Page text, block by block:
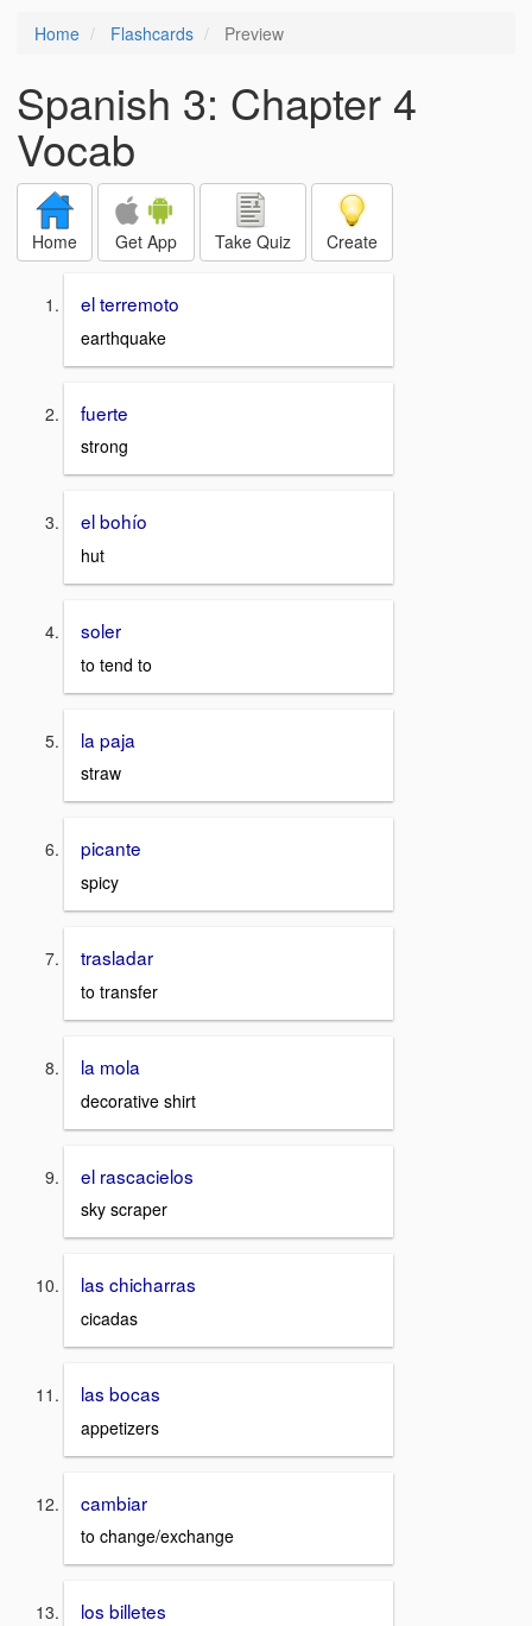
Home Flashcards Preview
Spanish 3: Chapter 4
Vocab
Home Get App Take Quiz Create
el terremoto
earthquake
fuerte
strong
el bohío
hut
soler
to tend to
la paja
straw
picante
spicy
trasladar
to transfer
la mola
decorative shirt
el rascacielos
sky scraper
las chicharras
cicadas
las bocas
appetizers
cambiar
to change/exchange
los billetes